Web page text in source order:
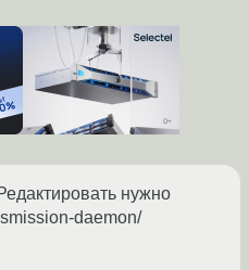
нужно
daemon/